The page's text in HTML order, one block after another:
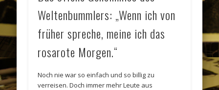
Weltenbummlers: „Wenn ich von
früher spreche, meine ich das
rosarote Morgen.“
Noch nie war so einfach und so billig zu
verreisen. Doch immer mehr Leute aus